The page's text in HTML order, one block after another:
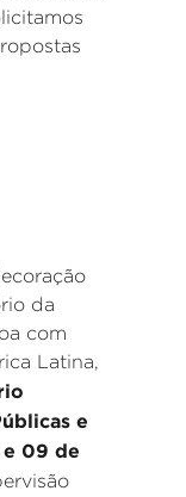
da
com
Latina,
e
e 09 de